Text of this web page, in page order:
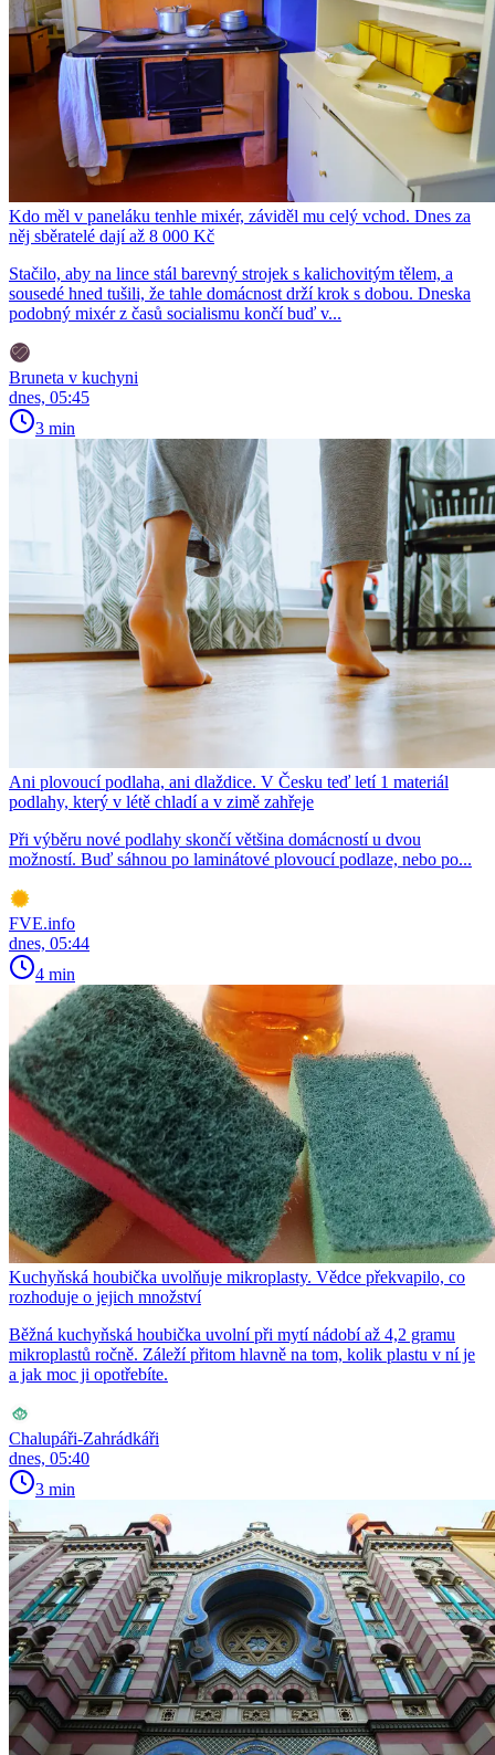
Kdo měl v paneláku tenhle mixér, záviděl mu celý vchod. Dnes za
něj sběratelé dají až 8 000 Kč
Stačilo, aby na lince stál barevný strojek s kalichovitým tělem, a
sousedé hned tušili, že tahle domácnost drží krok s dobou. Dneska
podobný mixér z časů socialismu končí buď v...
Bruneta v kuchyni
dnes, 05:45
3 min
Ani plovoucí podlaha, ani dlaždice. V Česku teď letí 1 materiál
podlahy, který v létě chladí a v zimě zahřeje
Při výběru nové podlahy skončí většina domácností u dvou
možností. Buď sáhnou po laminátové plovoucí podlaze, nebo po...
FVE.info
dnes, 05:44
4 min
Kuchyňská houbička uvolňuje mikroplasty. Vědce překvapilo, co
rozhoduje o jejich množství
Běžná kuchyňská houbička uvolní při mytí nádobí až 4,2 gramu
mikroplastů ročně. Záleží přitom hlavně na tom, kolik plastu v ní je
a jak moc ji opotřebíte.
Chalupáři-Zahrádkáři
dnes, 05:40
3 min